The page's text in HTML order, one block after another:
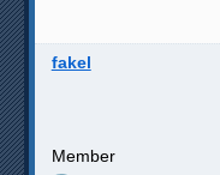
fakel
Member